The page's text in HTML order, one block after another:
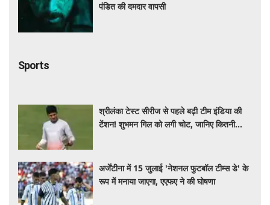
पंडित की दमदार वापसी
Sports
श्रीलंका टेस्ट सीरीज से पहले बढ़ी टीम इंडिया की
टेंशन! शुभमन गिल को लगी चोट, जानिए कितनी
अर्जेंटीना में 15 जुलाई 'नेशनल फुटबॉल टीम्स डे' के
रूप में मनाया जाएगा, एएफए ने की घोषणा